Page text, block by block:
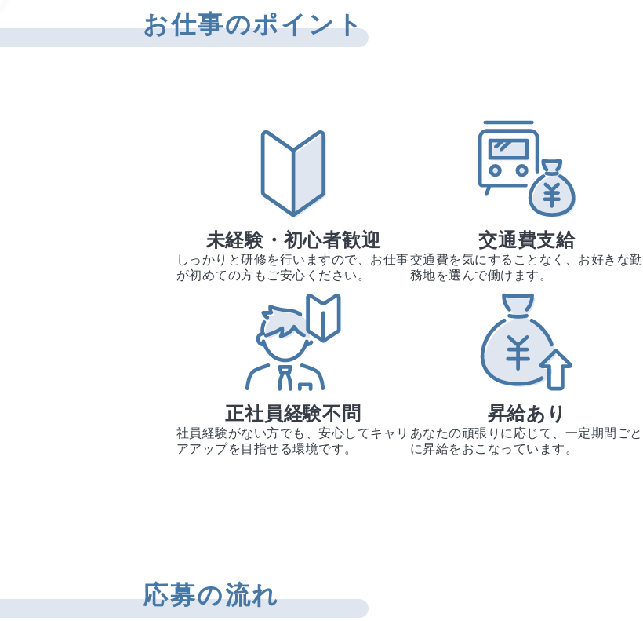
お仕事のポイント
未経験・初心者歓迎
しっかりと研修を行いますので、お仕事
が初めての方もご安心ください。
交通費支給
交通費を気にすることなく、お好きな勤
務地を選んで働けます。
正社員経験不問
社員経験がない方でも、安心してキャリ
アアップを目指せる環境です。
昇給あり
あなたの頑張りに応じて、一定期間ごと
に昇給をおこなっています。
応募の流れ